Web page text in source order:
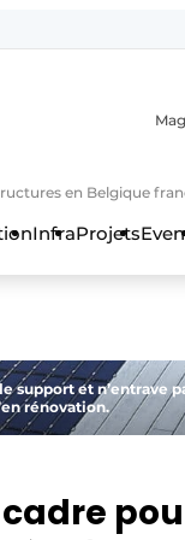
en Belgique
InfraProjets
support et
rénovation.